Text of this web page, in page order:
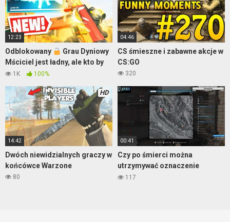
12:23
Odblokowany
Grau Dyniowy
Mściciel jest ładny, ale kto by
chciał nim grać? – Warzone
1K 100%
04:46
CS śmieszne i zabawne akcje w
CS:GO
320
HD
14:42
Dwóch niewidzialnych graczy w
końcówce Warzone
80
00:41
Czy po śmierci można
utrzymywać oznaczenie
wroga? – Warzone
117